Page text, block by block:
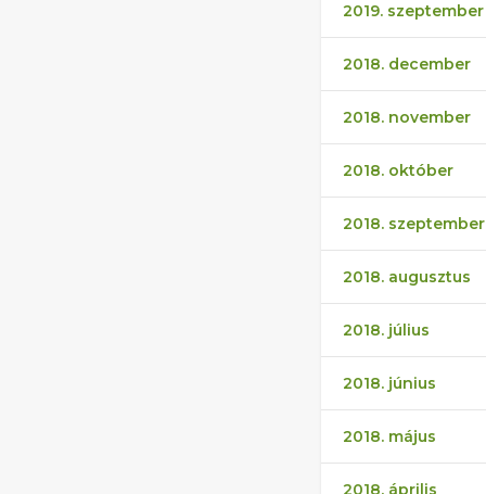
2019. szeptember
2018. december
2018. november
2018. október
2018. szeptember
2018. augusztus
2018. július
2018. június
2018. május
2018. április